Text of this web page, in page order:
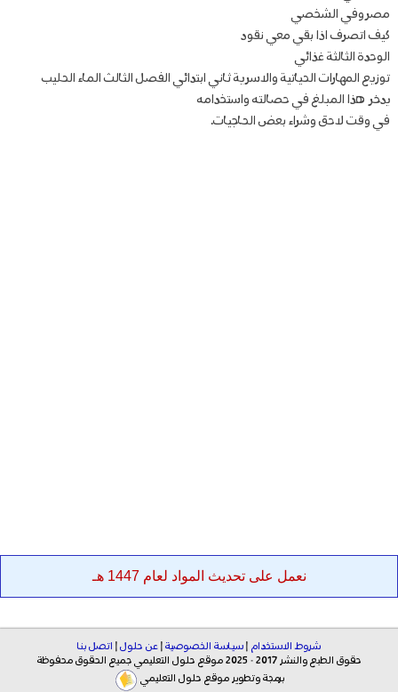
مصروفي الشخصي
كيف اتصرف اذا بقي معي نقود
الوحدة الثالثة غذائي
توزيع المهارات الحياتية والاسرية ثاني ابتدائي الفصل الثالث الماء الحليب
يدخر هذا المبلغ في حصالته واستخدامه
في وقت لاحق وشراء بعض الحاجيات.
نعمل على تحديث المواد لعام 1447 هـ
شروط الاستخدام | سياسة الخصوصية | عن حلول | اتصل بنا
حقوق الطبع والنشر 2017 - 2025 موقع حلول التعليمي جميع الحقوق محفوظة
برمجة وتطوير موقع حلول التعليمي